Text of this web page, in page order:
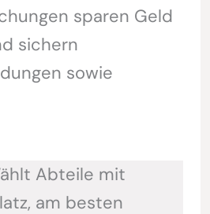
sparen Geld
sichern
sowie
Abteile mit
am besten